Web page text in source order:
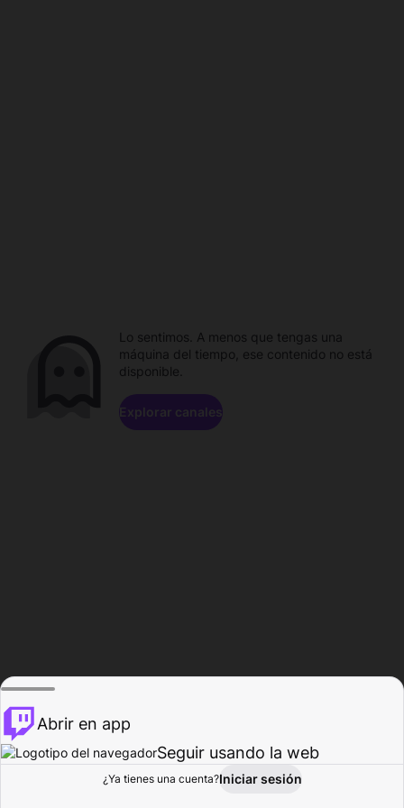
Explorar Actividad
Lo sentimos. A menos que tengas una
máquina del tiempo, ese contenido no está
disponible.
Explorar canales
Abrir en app
Seguir usando la web
¿Ya tienes una cuenta?Iniciar sesión